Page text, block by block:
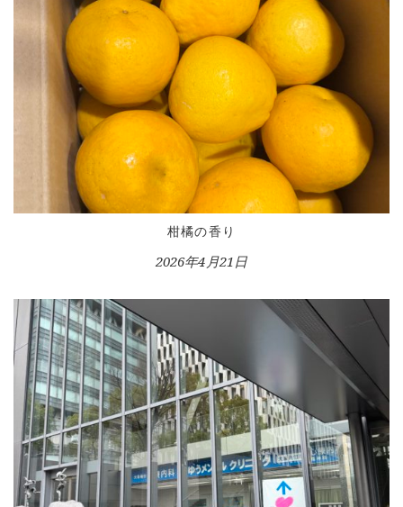
INFORMATION
VOICE GALLERY
WORKS
BLOG
LESSON
CONTACT
柑橘の香り
2026年4月21日